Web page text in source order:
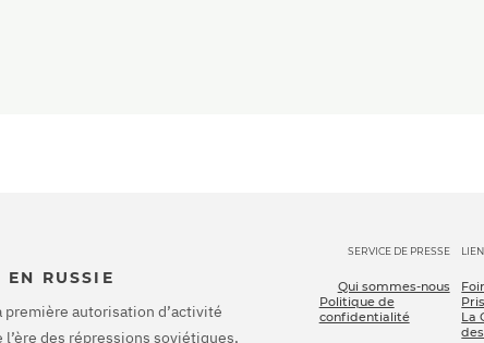
RUSSIE
autorisation d’activité
des répressions soviétiques,
SERVICE DE PRESSE
Qui sommes-nous
Politique de
confidentialité
La